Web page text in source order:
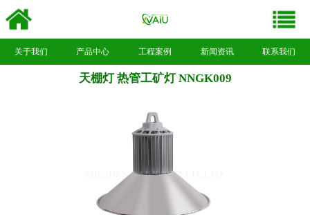
关于我们 产品中心 工程案例 新闻资讯 联系我们
天棚灯 热管工矿灯 NNGK009